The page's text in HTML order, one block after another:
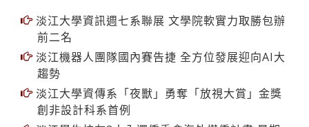
淡江大學資訊週七系聯展 文學院軟實力取勝包辦
前二名
淡江機器人團隊國內賽告捷 全方位發展迎向AI大
趨勢
淡江大學資傳系「夜獸」勇奪「放視大賞」金獎
創非設計科系首例